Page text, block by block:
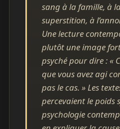
sang à la famille, à
superstition, à
Une lecture
plutôt une image
psyché pour dire : «
que vous avez agi
pas le cas. » Les
percevaient le poids
psychologie